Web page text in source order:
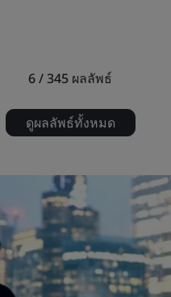
6 / 345 ผลลัพธ์
ดูผลลัพธ์ทั้งหมด